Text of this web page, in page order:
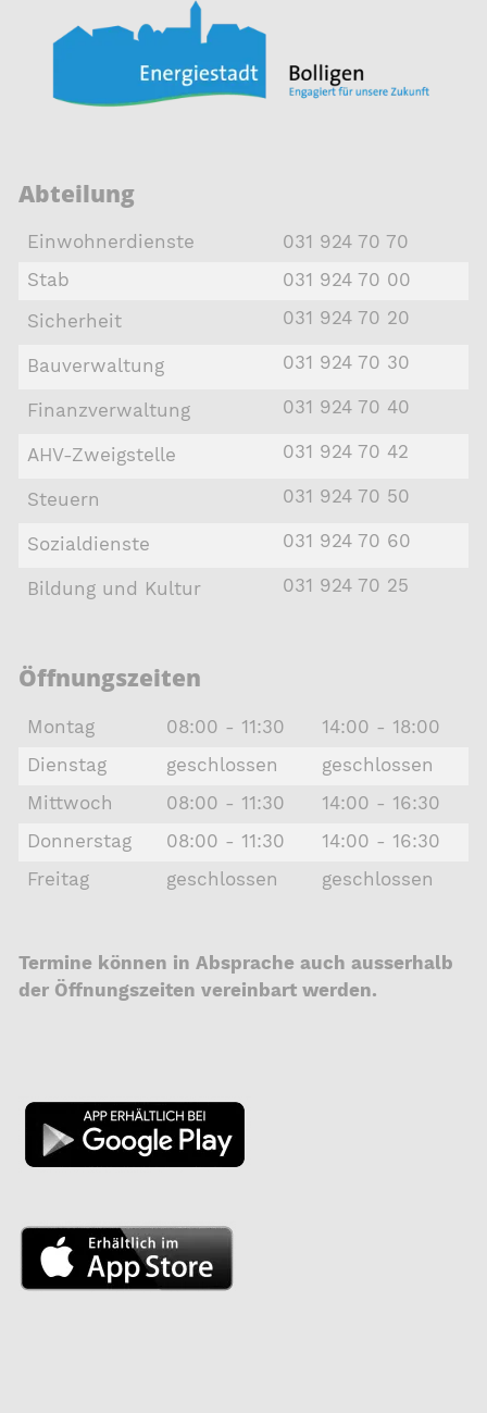
Abteilung
Einwohnerdienste
031 924 70 70
Stab
031 924 70 00
Sicherheit
031 924 70 20
Bauverwaltung 031 924 70 30
Finanzverwaltung 031 924 70 40
AHV-Zweigstelle 031 924 70 42
Steuern 031 924 70 50
Sozialdienste 031 924 70 60
Bildung und Kultur 031 924 70 25
Öffnungszeiten
Montag 08:00 - 11:30
14:00 - 18:00
Dienstag
geschlossen
geschlossen
Mittwoch
08:00 - 11:30
14:00 - 16:30
Donnerstag
08:00 - 11:30
14:00 - 16:30
Freitag
geschlossen geschlossen
Termine können in Absprache auch ausserhalb
der Öffnungszeiten vereinbart werden.